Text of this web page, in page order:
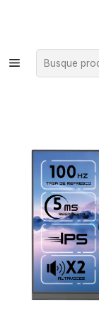
¡Compra hasta
Santiago. Envío
Monitor Kronos